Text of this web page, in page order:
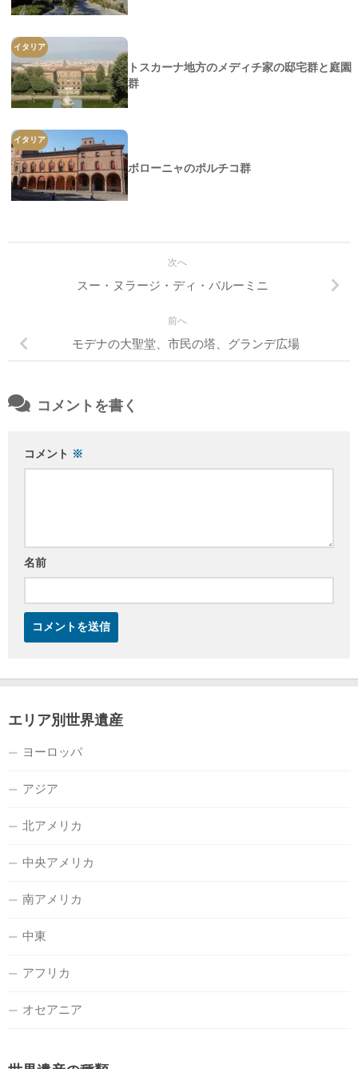
イタリア
トスカーナ地方のメディチ家の邸宅群と庭園
群
イタリア
ボローニャのポルチコ群
次へ
スー・ヌラージ・ディ・バルーミニ
前へ
モデナの大聖堂、市民の塔、グランデ広場
コメントを書く
コメント ※
名前
エリア別世界遺産
ヨーロッパ
アジア
北アメリカ
中央アメリカ
南アメリカ
中東
アフリカ
オセアニア